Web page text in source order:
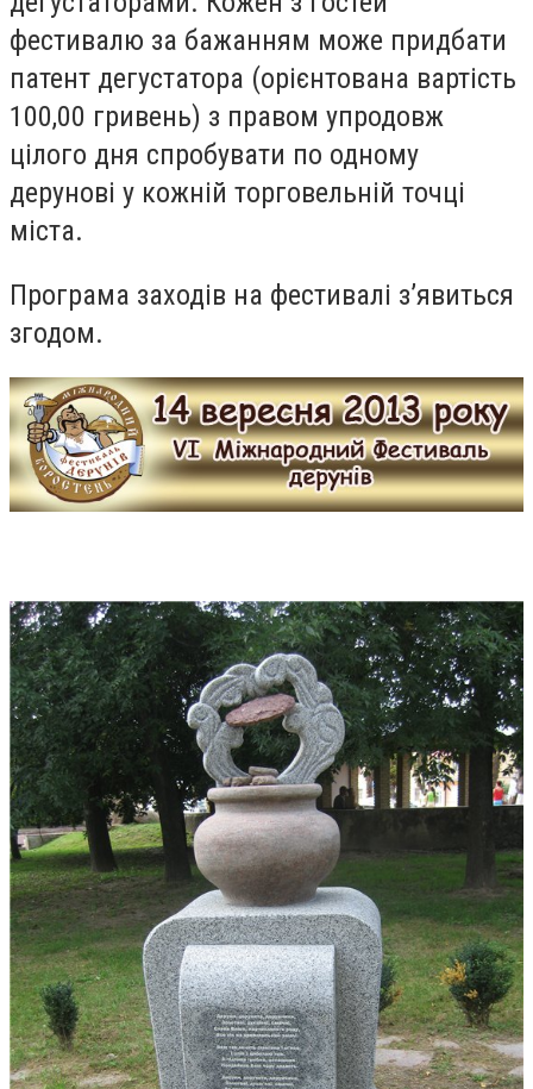
фестивалю за бажанням може придбати
патент дегустатора (орієнтована вартість
100,00 гривень) з правом упродовж
цілого дня спробувати по одному
дерунові у кожній торговельній точці
міста.
Програма заходів на фестивалі з’явиться
згодом.